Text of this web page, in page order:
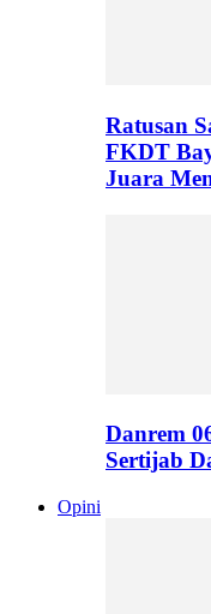
Ratusan
FKDT
Juara
Danrem
Sertijab
Opini